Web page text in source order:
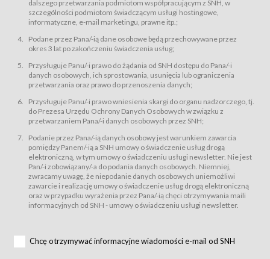
1204, z późń. zm.). Usługi świadczone są nieodpłatnie.
usługę przeglądania i odczytywania przez Usługobiorców materiałów
zamieszczanych w Serwisie,
usługę utrzymywania konta użytkownika w Serwisie,
usługę newsletter,
usługę zawierania na odległość umów nabycia Karnetów i Biletów,
usługę zawierania na odległość umów sprzedaży w Sklepie.
dnia 18 lipca 2002 r. o świadczeniu usług drogą elektroniczną (Dz.U. z 2002
r., Nr 144, poz. 1204, z późń. zm.). Usługi świadczone są nieodpłatnie.
Na zasadach określonych w Regulaminie dostęp do Serwisu jest otwarty dla
Usługobiorca przed rozpoczęciem korzystania z Serwisu jest zobowiązany
zapoznać się z Regulaminem. Założenie konta w Serwisie oraz zamówienie
usługi newsletter za pośrednictwem przeznaczonego do tego formularza
zamieszczonego na stronach Serwisu dostępnych dla wszystkich
Usługobiorców wymaga akceptacji postanowień Regulaminu.
Usługobiorca zobowiązany jest do przestrzegania postanowień Regulaminu
od chwili rozpoczęcia korzystania z Serwisu.
Regulamin jest udostępniony Usługobiorcom nieodpłatnie za
Warunki techniczne korzystania z Usług
dalszego przetwarzania podmiotom współpracującym z SNH, w
szczególności podmiotom świadczącym usługi hostingowe,
informatyczne, e-mail marketingu, prawne itp.;
Podane przez Pana/-ią dane osobowe będą przechowywane przez
okres 3 lat po zakończeniu świadczenia usług;
Przysługuje Panu/-i prawo do żądania od SNH dostępu do Pana/-i
danych osobowych, ich sprostowania, usunięcia lub ograniczenia
przetwarzania oraz prawo do przenoszenia danych;
Przysługuje Panu/-i prawo wniesienia skargi do organu nadzorczego, tj.
do Prezesa Urzędu Ochrony Danych Osobowych w związku z
przetwarzaniem Pana/-i danych osobowych przez SNH;
Podanie przez Pana/-ią danych osobowy jest warunkiem zawarcia
pomiędzy Panem/-ią a SNH umowy o świadczenie usług drogą
elektroniczną, w tym umowy o świadczeniu usługi newsletter. Nie jest
Pan/-i zobowiązany/-a do podania danych osobowych. Niemniej,
zwracamy uwagę, że niepodanie danych osobowych uniemożliwi
zawarcie i realizację umowy o świadczenie usług drogą elektroniczną
oraz w przypadku wyrażenia przez Pana/-ią chęci otrzymywania maili
informacyjnych od SNH - umowy o świadczeniu usługi newsletter.
Chcę otrzymywać informacyjne wiadomości e-mail od SNH